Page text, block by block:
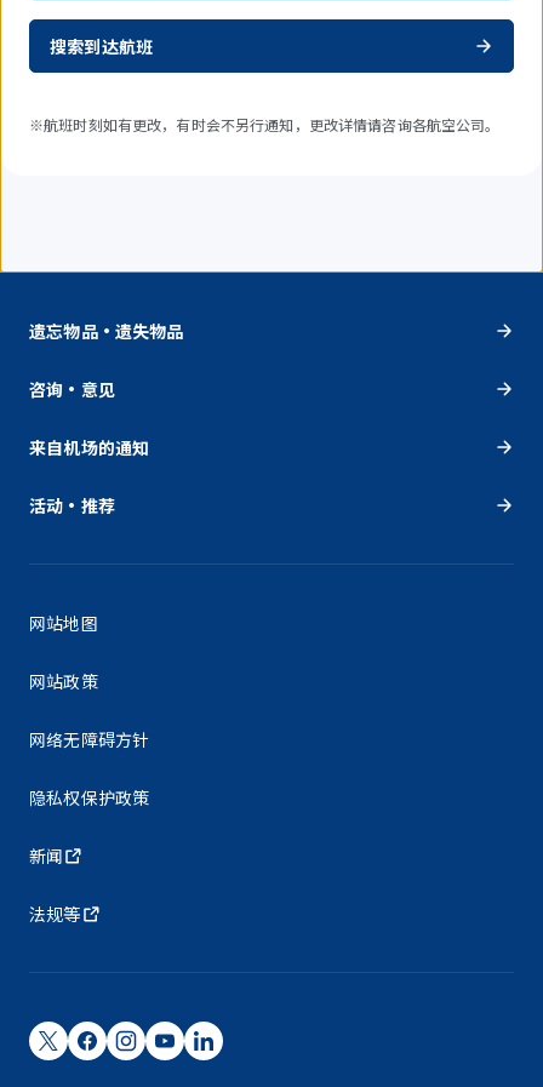
搜索到达航班
※航班时刻如有更改，有时会不另行通知，更改详情请咨询各航空公司。
遗忘物品・遗失物品
咨询・意见
来自机场的通知
活动・推荐
网站地图
网站政策
网络无障碍方针
隐私权保护政策
新闻
法规等